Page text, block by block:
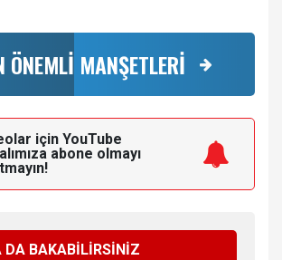
ÖNEMLİ MANŞETLERİ
için YouTube
abone olmayı
DA BAKABİLİRSİNİZ